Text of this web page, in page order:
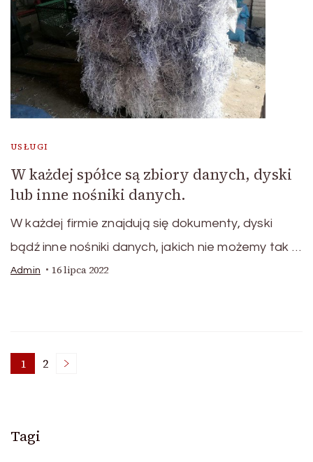
USŁUGI
W każdej spółce są zbiory danych, dyski
lub inne nośniki danych.
W każdej firmie znajdują się dokumenty, dyski
bądź inne nośniki danych, jakich nie możemy tak …
Admin 16 lipca 2022
Stronicowanie
Strona
1 Strona
2
Tagi